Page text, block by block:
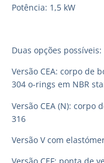
Potência: 1,5 kW
Duas opções possíveis:
Versão CEA: corpo de
304 o-rings em NBR
Versão CEA (N): corpo
316
Versão V com